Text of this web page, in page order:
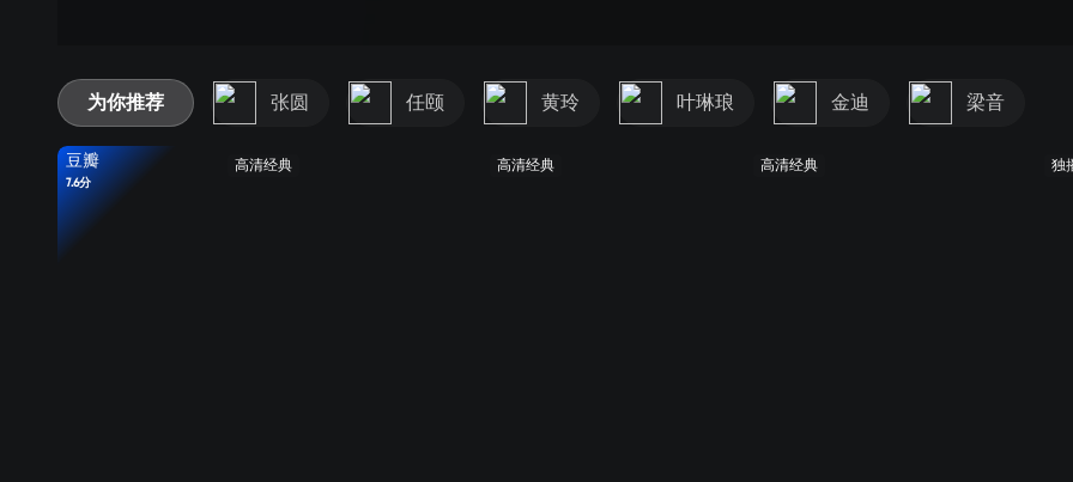
为你推荐 张圆 任颐 黄玲 叶琳琅 金迪 梁音
高清经典
豆瓣
7.6分
高清经典 高清经典 独